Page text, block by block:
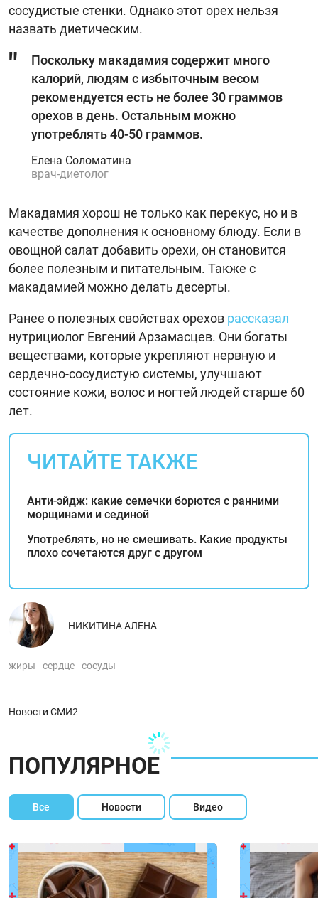
сосудистые стенки. Однако этот орех нельзя
назвать диетическим.
Поскольку макадамия содержит много
калорий, людям с избыточным весом
рекомендуется есть не более 30 граммов
орехов в день. Остальным можно
употреблять 40-50 граммов.
Елена Соломатина
врач-диетолог
Макадамия хорош не только как перекус, но и в
качестве дополнения к основному блюду. Если в
овощной салат добавить орехи, он становится
более полезным и питательным. Также с
макадамией можно делать десерты.
Ранее о полезных свойствах орехов рассказал
нутрициолог Евгений Арзамасцев. Они богаты
веществами, которые укрепляют нервную и
сердечно-сосудистую системы, улучшают
состояние кожи, волос и ногтей людей старше 60
лет.
ЧИТАЙТЕ ТАКЖЕ
Анти-эйдж: какие семечки борются с ранними
морщинами и сединой
Употреблять, но не смешивать. Какие продукты
плохо сочетаются друг с другом
НИКИТИНА АЛЕНА
жиры сердце сосуды
Новости СМИ2
ПОПУЛЯРНОЕ
Все Новости Видео